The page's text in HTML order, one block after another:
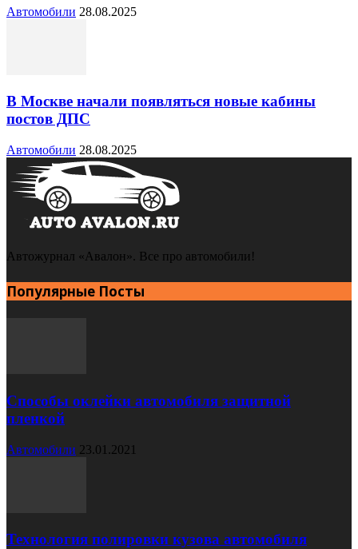
Автомобили 28.08.2025
В Москве начали появляться новые кабины
постов ДПС
Автомобили 28.08.2025
Автожурнал «Авалон». Все про автомобили!
Популярные Посты
Способы оклейки автомобиля защитной
пленкой
Автомобили 23.01.2021
Технология полировки кузова автомобиля